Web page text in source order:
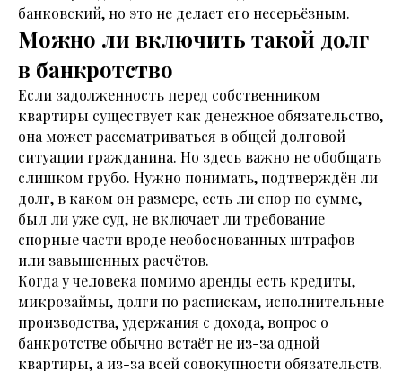
банковский, но это не делает его несерьёзным.
Можно ли включить такой долг
в банкротство
Если задолженность перед собственником
квартиры существует как денежное обязательство,
она может рассматриваться в общей долговой
ситуации гражданина. Но здесь важно не обобщать
слишком грубо. Нужно понимать, подтверждён ли
долг, в каком он размере, есть ли спор по сумме,
был ли уже суд, не включает ли требование
спорные части вроде необоснованных штрафов
или завышенных расчётов.
Когда у человека помимо аренды есть кредиты,
микрозаймы, долги по распискам, исполнительные
производства, удержания с дохода, вопрос о
банкротстве обычно встаёт не из-за одной
квартиры, а из-за всей совокупности обязательств.